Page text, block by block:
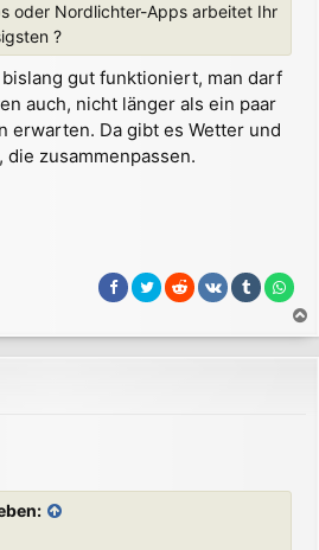
oder Nordlichter-Apps arbeitet Ihr
?
gut funktioniert, man darf
auch, nicht länger als ein paar
erwarten. Da gibt es Wetter und
zusammenpassen.
a
c